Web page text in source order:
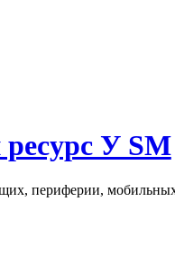
У SM
периферии, мобильных